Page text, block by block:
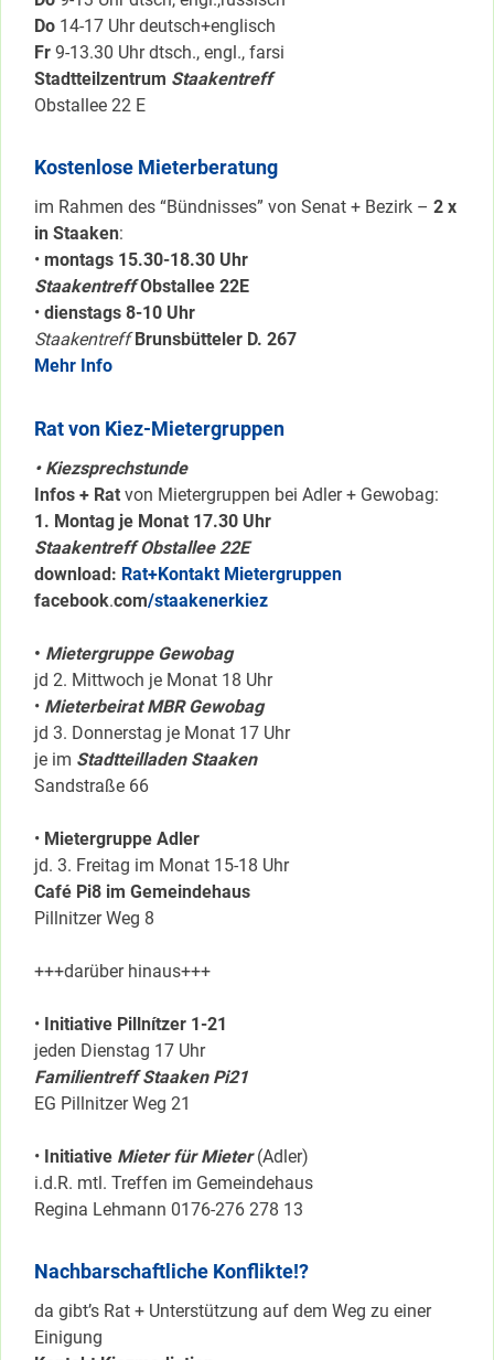
Do 14-17 Uhr deutsch+englisch
Fr 9-13.30 Uhr dtsch., engl., farsi
Stadtteilzentrum Staakentreff
Obstallee 22 E
Kostenlose Mieterberatung
im Rahmen des “Bündnisses” von Senat + Bezirk – 2 x
in Staaken:
• montags 15.30-18.30 Uhr
Staakentreff Obstallee 22E
• dienstags 8-10 Uhr
Staakentreff Brunsbütteler D. 267
Mehr Info
Rat von Kiez-Mietergruppen
• Kiezsprechstunde
Infos + Rat von Mietergruppen bei Adler + Gewobag:
1. Montag je Monat 17.30 Uhr
Staakentreff Obstallee 22E
download: Rat+Kontakt Mietergruppen
facebook.com/staakenerkiez
• Mietergruppe Gewobag
jd 2. Mittwoch je Monat 18 Uhr
• Mieterbeirat MBR Gewobag
jd 3. Donnerstag je Monat 17 Uhr
je im Stadtteilladen Staaken
Sandstraße 66
• Mietergruppe Adler
jd. 3. Freitag im Monat 15-18 Uhr
Café Pi8 im Gemeindehaus
Pillnitzer Weg 8
+++darüber hinaus+++
• Initiative Pillnítzer 1-21
jeden Dienstag 17 Uhr
Familientreff Staaken Pi21
EG Pillnitzer Weg 21
• Initiative Mieter für Mieter(Adler)
i.d.R. mtl. Treffen im Gemeindehaus
Regina Lehmann 0176-276 278 13
Nachbarschaftliche Konflikte!?
da gibt’s Rat + Unterstützung auf dem Weg zu einer
Einigung